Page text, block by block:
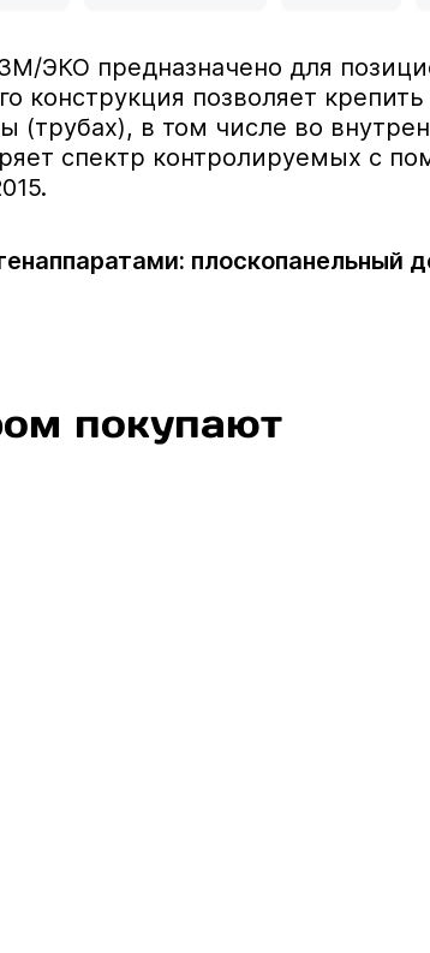
ЭКО предназначено для
конструкция позволяет
в том числе во
спектр контролируемых с
плоскопанельный
покупают